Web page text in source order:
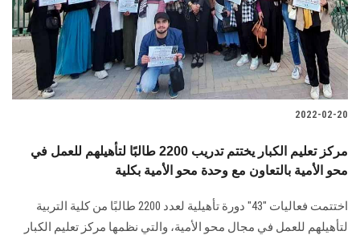
2022-02-20
مركز تعليم الكبار يختتم تدريب 2200 طالبًا لتأهيلهم للعمل في
محو الأمية بالتعاون مع وحدة محو الأمية بكلية
اختتمت فعاليات "43" دورة تأهيلية لعدد 2200 طالبًا من كلية التربية
لتأهيلهم للعمل في مجال محو الأمية، والتي نظمها مركز تعليم الكبار